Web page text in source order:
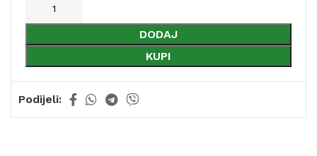
DODAJ
KUPI
Podijeli: